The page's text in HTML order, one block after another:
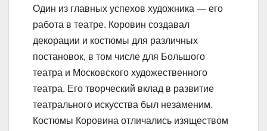
Один из главных успехов художника — его
работа в театре. Коровин создавал
декорации и костюмы для различных
постановок, в том числе для Большого
театра и Московского художественного
театра. Его творческий вклад в развитие
театрального искусства был незаменим.
Костюмы Коровина отличались изяществом